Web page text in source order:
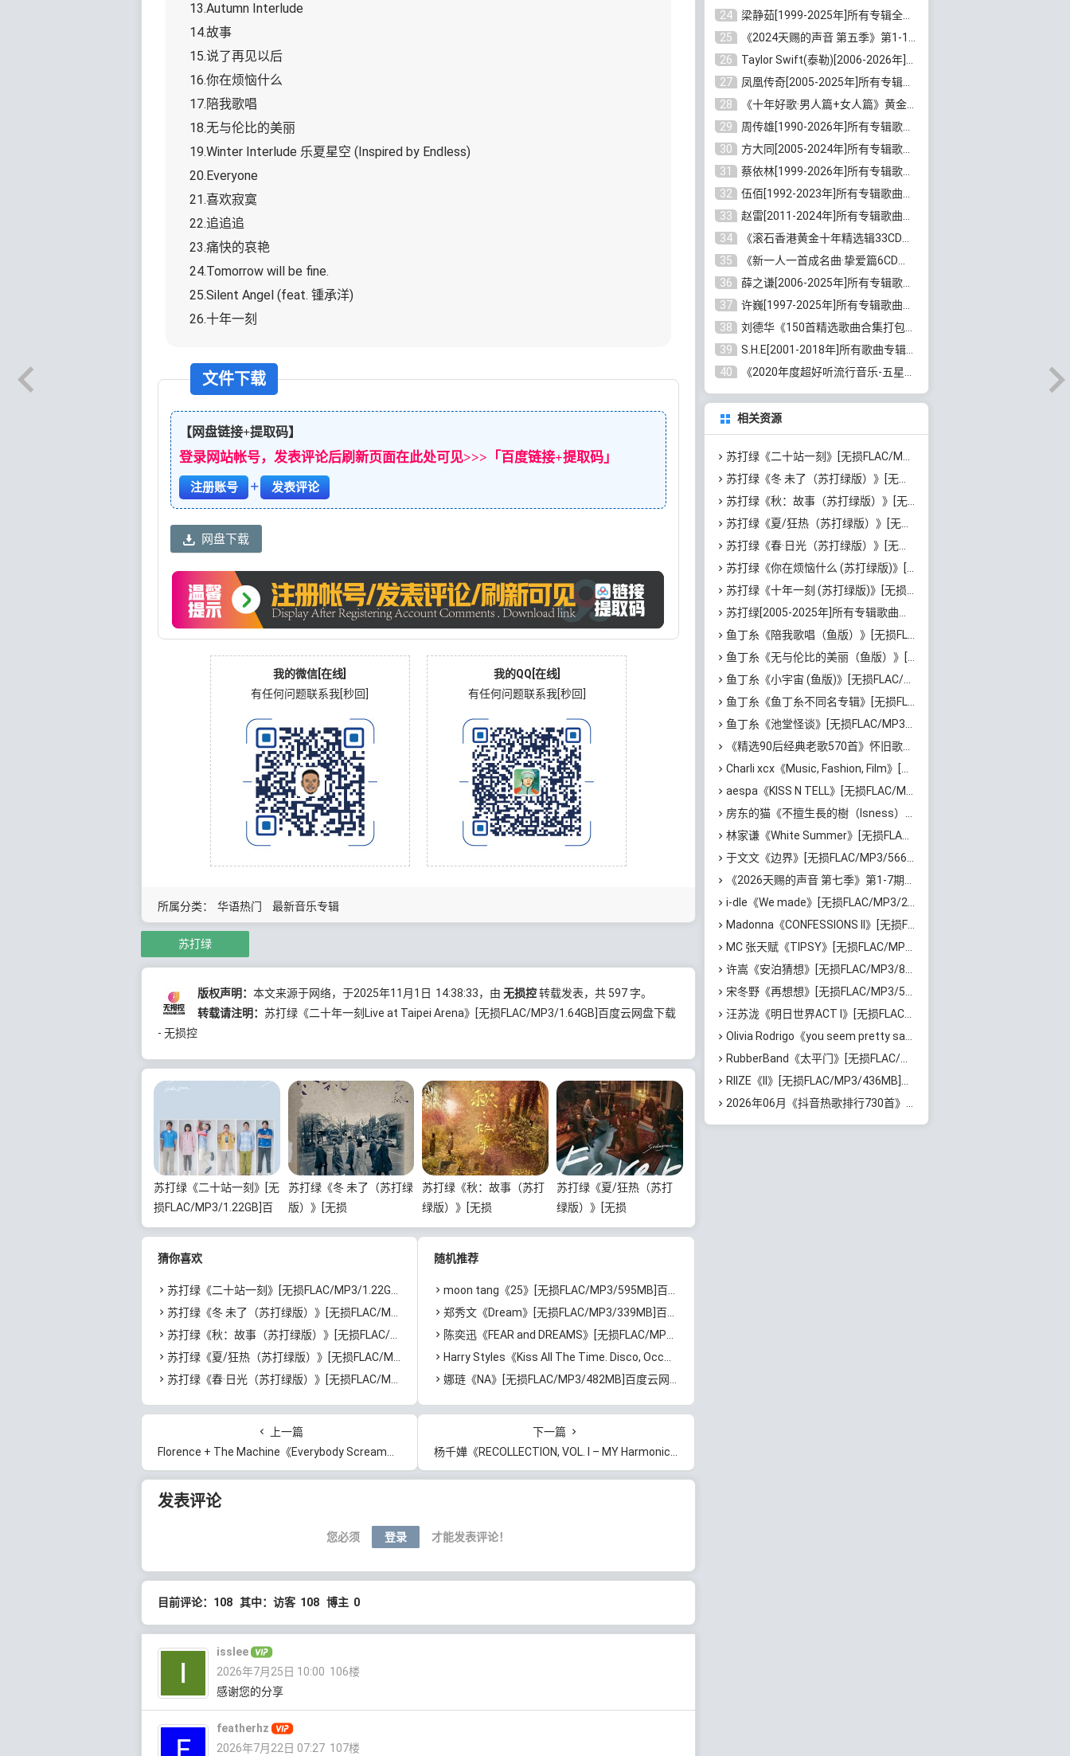
所属分类： 华语热门 最新音乐专辑
13.Autumn Interlude
14.故事
15.说了再见以后
16.你在烦恼什么
17.陪我歌唱
18.无与伦比的美丽
19.Winter Interlude 乐夏星空 (Inspired by Endless)
20.Everyone
21.喜欢寂寞
22.追追追
23.痛快的哀艳
24.Tomorrow will be fine.
25.Silent Angel (feat. 锺承洋)
26.十年一刻
文件下载
【网盘链接+提取码】
登录网站帐号，发表评论后刷新页面在此处可见>>>「百度链接+提取码」
注册账号 + 发表评论
网盘下载
我的微信[在线]
有任何问题联系我[秒回]
我的QQ[在线]
有任何问题联系我[秒回]
苏打绿
版权声明： 本文来源于网络，于2025年11月1日 14:38:33，由 无损控转载发表，共 597 字。
转载请注明： 苏打绿《二十年一刻Live at Taipei Arena》[无损FLAC/MP3/1.64GB]百度云网盘下载
- 无损控
苏打绿《二十站一刻》[无
损FLAC/MP3/1.22GB]百
度云网盘下载
苏打绿《冬 未了（苏打绿
版）》[无损
FLAC/MP3/2GB]百度云
苏打绿《秋：故事（苏打
绿版）》[无损
FLAC/MP3/1.24GB]百度
苏打绿《夏/狂热（苏打
绿版）》[无损
FLAC/MP3/1.24GB]百度
猜你喜欢
苏打绿《二十站一刻》[无损FLAC/MP3/1.22GB]百度云网盘下载
苏打绿《冬 未了（苏打绿版）》[无损FLAC/MP3/2GB]百度云网盘下载
苏打绿《秋：故事（苏打绿版）》[无损FLAC/MP3/1.24GB]百度云网盘下载
苏打绿《夏/狂热（苏打绿版）》[无损FLAC/MP3/1.24GB]百度云网盘下载
苏打绿《春·日光（苏打绿版）》[无损FLAC/MP3/1.03GB]百度云网盘下载
随机推荐
moon tang《25》[无损FLAC/MP3/595MB]百度云网盘下载
郑秀文《Dream》[无损FLAC/MP3/339MB]百度云网盘下载
陈奕迅《FEAR and DREAMS》[无损FLAC/MP3/3.09GB]百度云网盘下载
Harry Styles《Kiss All The Time. Disco, Occasionally.》[无损FLAC/MP3/839MB]百度云网盘下载
娜琏《NA》[无损FLAC/MP3/482MB]百度云网盘下载
上一篇
Florence + The Machine《Everybody Scream》[无损FLAC/MP3/717MB]百度云网盘下载
下一篇
杨千嬅《RECOLLECTION, VOL. I – MY Harmonic Minor》[无损FLAC/MP3/491MB]百度云网盘下载
发表评论
您必须 登录 才能发表评论！
目前评论：108 其中：访客 108 博主 0
isslee
2026年7月25日 10:00 106楼
感谢您的分享
featherhz
2026年7月22日 07:27 107楼
24
梁静茹[1999-2025年]所有专辑全部歌曲打包[无损FLAC/MP3/10.71GB]百度云网盘下载
25
《2024天赐的声音 第五季》第1-12期歌曲[无损FLAC/MP3]百度云网盘下载
26
Taylor Swift(泰勒)[2006-2026年]所有歌曲合集打包[无损FLAC/MP3/23.78GB]百度云网盘下载
27
凤凰传奇[2005-2025年]所有专辑歌曲合集[无损WAV/FLAC+MP3/11.62GB]百度云网盘下载
28
《十年好歌·男人篇+女人篇》黄金国语珍藏6CD[无损WAV/MP3/4.09GB]百度云网盘下载
29
周传雄[1990-2026年]所有专辑歌曲全集[无损FLAC/MP3/10GB]百度云网盘下载
30
方大同[2005-2024年]所有专辑歌曲合集[高品质MP3+无损FLAC/7.59GB]百度云网盘下载
31
蔡依林[1999-2026年]所有专辑歌曲合集[无损FLAC/MP3/23.32GB]百度云网盘下载
32
伍佰[1992-2023年]所有专辑歌曲合集[高品质MP3/320K/3.92GB]百度云网盘下载
33
赵雷[2011-2024年]所有专辑歌曲打包[无损FLAC/MP3/2.64GB]百度云网盘下载
34
《滚石香港黄金十年精选辑33CD》[无损APE/WAV分轨/13.6GB]百度云网盘下载
35
《新一人一首成名曲·挚爱篇6CD》[无损MP3/DTS/WAV分轨/4.43GB]百度云网盘下载
36
薛之谦[2006-2025年]所有专辑歌曲合集[无损FLAC/MP3/5.20GB]百度云网盘下载
37
许巍[1997-2025年]所有专辑歌曲合集打包[无损FLAC/MP3/7.48GB]百度云网盘下载
38
刘德华《150首精选歌曲合集打包》[无损FLAC/MP3/5.26GB]百度云网盘下载
39
S.H.E[2001-2018年]所有歌曲专辑打包[无损FLAC/MP3/16.05GB]百度云网盘下载
40
《2020年度超好听流行音乐-五星珍藏版10CD》[无损WAV/MP3/6.77GB]百度云网盘下载
相关资源
苏打绿《二十站一刻》[无损FLAC/MP3/1.22GB]百度云网盘下载
苏打绿《冬 未了（苏打绿版）》[无损FLAC/MP3/2GB]百度云网盘下载
苏打绿《秋：故事（苏打绿版）》[无损FLAC/MP3/1.24GB]百度云网盘下载
苏打绿《夏/狂热（苏打绿版）》[无损FLAC/MP3/1.24GB]百度云网盘下载
苏打绿《春·日光（苏打绿版）》[无损FLAC/MP3/1.03GB]百度云网盘下载
苏打绿《你在烦恼什么 (苏打绿版)》[无损FLAC/MP3/1.2GB]百度云网盘下载
苏打绿《十年一刻 (苏打绿版)》[无损FLAC/MP3/1.13GB]百度云网盘下载
苏打绿[2005-2025年]所有专辑歌曲合集[无损FLAC/MP3/7.35GB]百度云网盘下载
鱼丁糸《陪我歌唱（鱼版）》[无损FLAC/MP3/1.14GB]百度云网盘下载
鱼丁糸《无与伦比的美丽（鱼版）》[无损FLAC/MP3/1.38GB]百度云网盘下载
鱼丁糸《小宇宙 (鱼版)》[无损FLAC/MP3/1.28GB]百度云网盘下载
鱼丁糸《鱼丁糸不同名专辑》[无损FLAC/MP3/1.39GB]百度云网盘下载
鱼丁糸《池堂怪谈》[无损FLAC/MP3/594MB]百度云网盘下载
《精选90后经典老歌570首》怀旧歌曲合集[高品质MP3/320K/5.44GB]百度云网盘下载
Charli xcx《Music, Fashion, Film》[无损FLAC/MP3/639MB]百度云网盘下载
aespa《KISS N TELL》[无损FLAC/MP3/417MB]百度云网盘下载
房东的猫《不擅生長的樹（Isness）》[无损FLAC/MP3/252MB]百度云网盘下载
林家谦《White Summer》[无损FLAC/MP3/1.81GB]百度云网盘下载
于文文《边界》[无损FLAC/MP3/566MB]百度云网盘下载
《2026天赐的声音 第七季》第1-7期歌曲[无损FLAC/MP3]百度云网盘下载
i-dle《We made》[无损FLAC/MP3/205MB]百度云网盘下载
Madonna《CONFESSIONS II》[无损FLAC/MP3/1.15GB]百度云网盘下载
MC 张天赋《TIPSY》[无损FLAC/MP3/43MB]百度云网盘下载
许嵩《安泊猜想》[无损FLAC/MP3/801MB]百度云网盘下载
宋冬野《再想想》[无损FLAC/MP3/513MB]百度云网盘下载
汪苏泷《明日世界ACT I》[无损FLAC/MP3/861MB]百度云网盘下载
Olivia Rodrigo《you seem pretty sad for a girl so in love》[无损FLAC/MP3/745MB]百度云网盘下载
RubberBand《太平门》[无损FLAC/MP3/50MB]百度云网盘下载
RIIZE《II》[无损FLAC/MP3/436MB]百度云网盘下载
2026年06月《抖音热歌排行730首》最火热门歌曲整理[高品质MP3/320K/5.35GB]百度云网盘下载